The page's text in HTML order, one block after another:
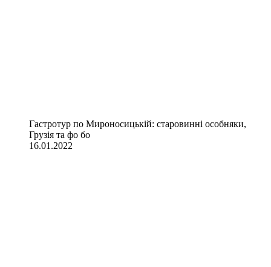
Гастротур по Мироносицькій: старовинні особняки,
Грузія та фо бо
16.01.2022